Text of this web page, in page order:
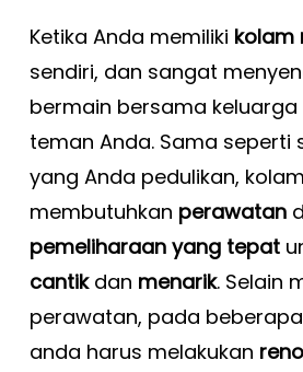
Ketika Anda memiliki kolam
sendiri, dan sangat
bermain bersama
teman Anda. Sama seperti
yang Anda pedulikan,
membutuhkan perawatan
pemeliharaan yang tepat
cantikdan menarik. Selain
perawatan, pada
anda harus melakukan